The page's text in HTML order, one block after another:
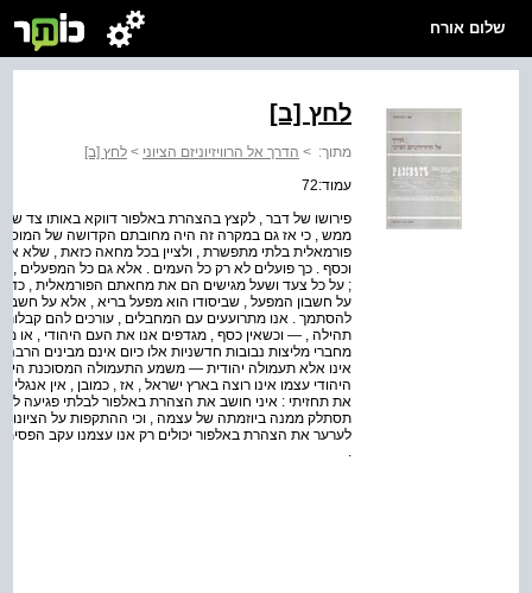
שלום אורח
לחץ [ב]
מתוך: > הדרך אל הרוויזיוניזם הציוני > לחץ [ב]
עמוד:72
פירושו של דבר , לקצץ בהצהרת באלפור דווקא באותו צד
ממש , כי אז גם במקרה זה היה מחובתם הקדושה של המוסדות
פורמאלית בלתי מתפשרת , ולציין בכל מחאה כזאת , שלא
וכסף . כך פועלים לא רק כל העמים . אלא גם כל המפעלים ,
; על כל צעד ושעל מגישים הם את מחאתם הפורמאלית , כדי
על חשבון המפעל , שביסודו הוא מפעל בריא , אלא על חשבון
להסתמך . אנו מתרועעים עם המחבלים , עורכים להם קבלות
תהילה , — וכשאין כסף , מגדפים אנו את העם היהודי , או
מחברי מליצות נבובות חדשניות אלו כיום אינם מבינים
אינו אלא תעמולה יהודית — משמע התעמולה המסוכנת
היהודי עצמו אינו רוצה בארץ ישראל , אז , כמובן , אין
את תחזיתי : איני חושב את הצהרת באלפור לבלתי פגיעה
תסתלק ממנה ביוזמתה של עצמה , וכי ההתקפות על הציונות
לערער את הצהרת באלפור יכולים רק אנו עצמנו עקב